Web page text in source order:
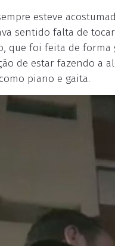
esteve
sentido falta de
que foi feita de
de estar fazendo a
piano e gaita.